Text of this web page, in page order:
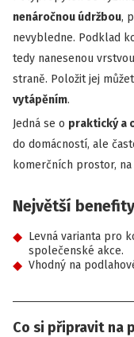
nenáročnou údržbou,
nevybledne. Podklad
tedy nanesenou
straně. Položit jej
vytápěním.
Jedná se o praktický a
do domácností, ale
komerčních prostor,
Největší
Levná varianta pro
společenské akce.
Vhodný na
Co si připravit na